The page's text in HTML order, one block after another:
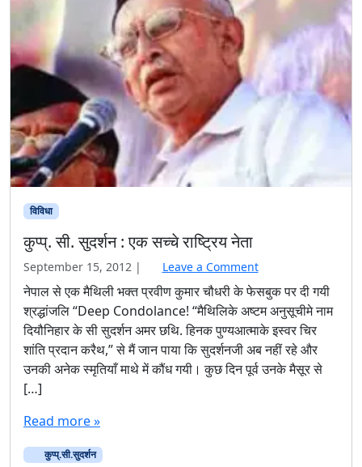
का
भ
वि
ष्य
विविधा
कुप्प्. सी. सुदर्शन : एक सच्चे राष्ट्रिय नेता
September 15, 2012 | Leave a Comment
नेपाल से एक मैथिली भक्त प्रवीण कुमार चौधरी के फेसबुक पर दी गयी
श्रद्धांजलि “Deep Condolance! “मैथिलिके अष्टम अनुसूचीमे नाम
दियौनिहार के सी सुदर्शन अमर छथि. हिनक पुण्यआत्माके इस्वर चिर
शांति प्रदान करैथ,” से मैं जान पाया कि सुदर्शनजी अब नहीं रहे और
उनकी अनेक स्मृतियाँ माथे में कौंध गयी। कुछ दिन पूर्व उनके मैसूर से
[…]
Read more »
कुप्‍प्.सी.सुदर्शन